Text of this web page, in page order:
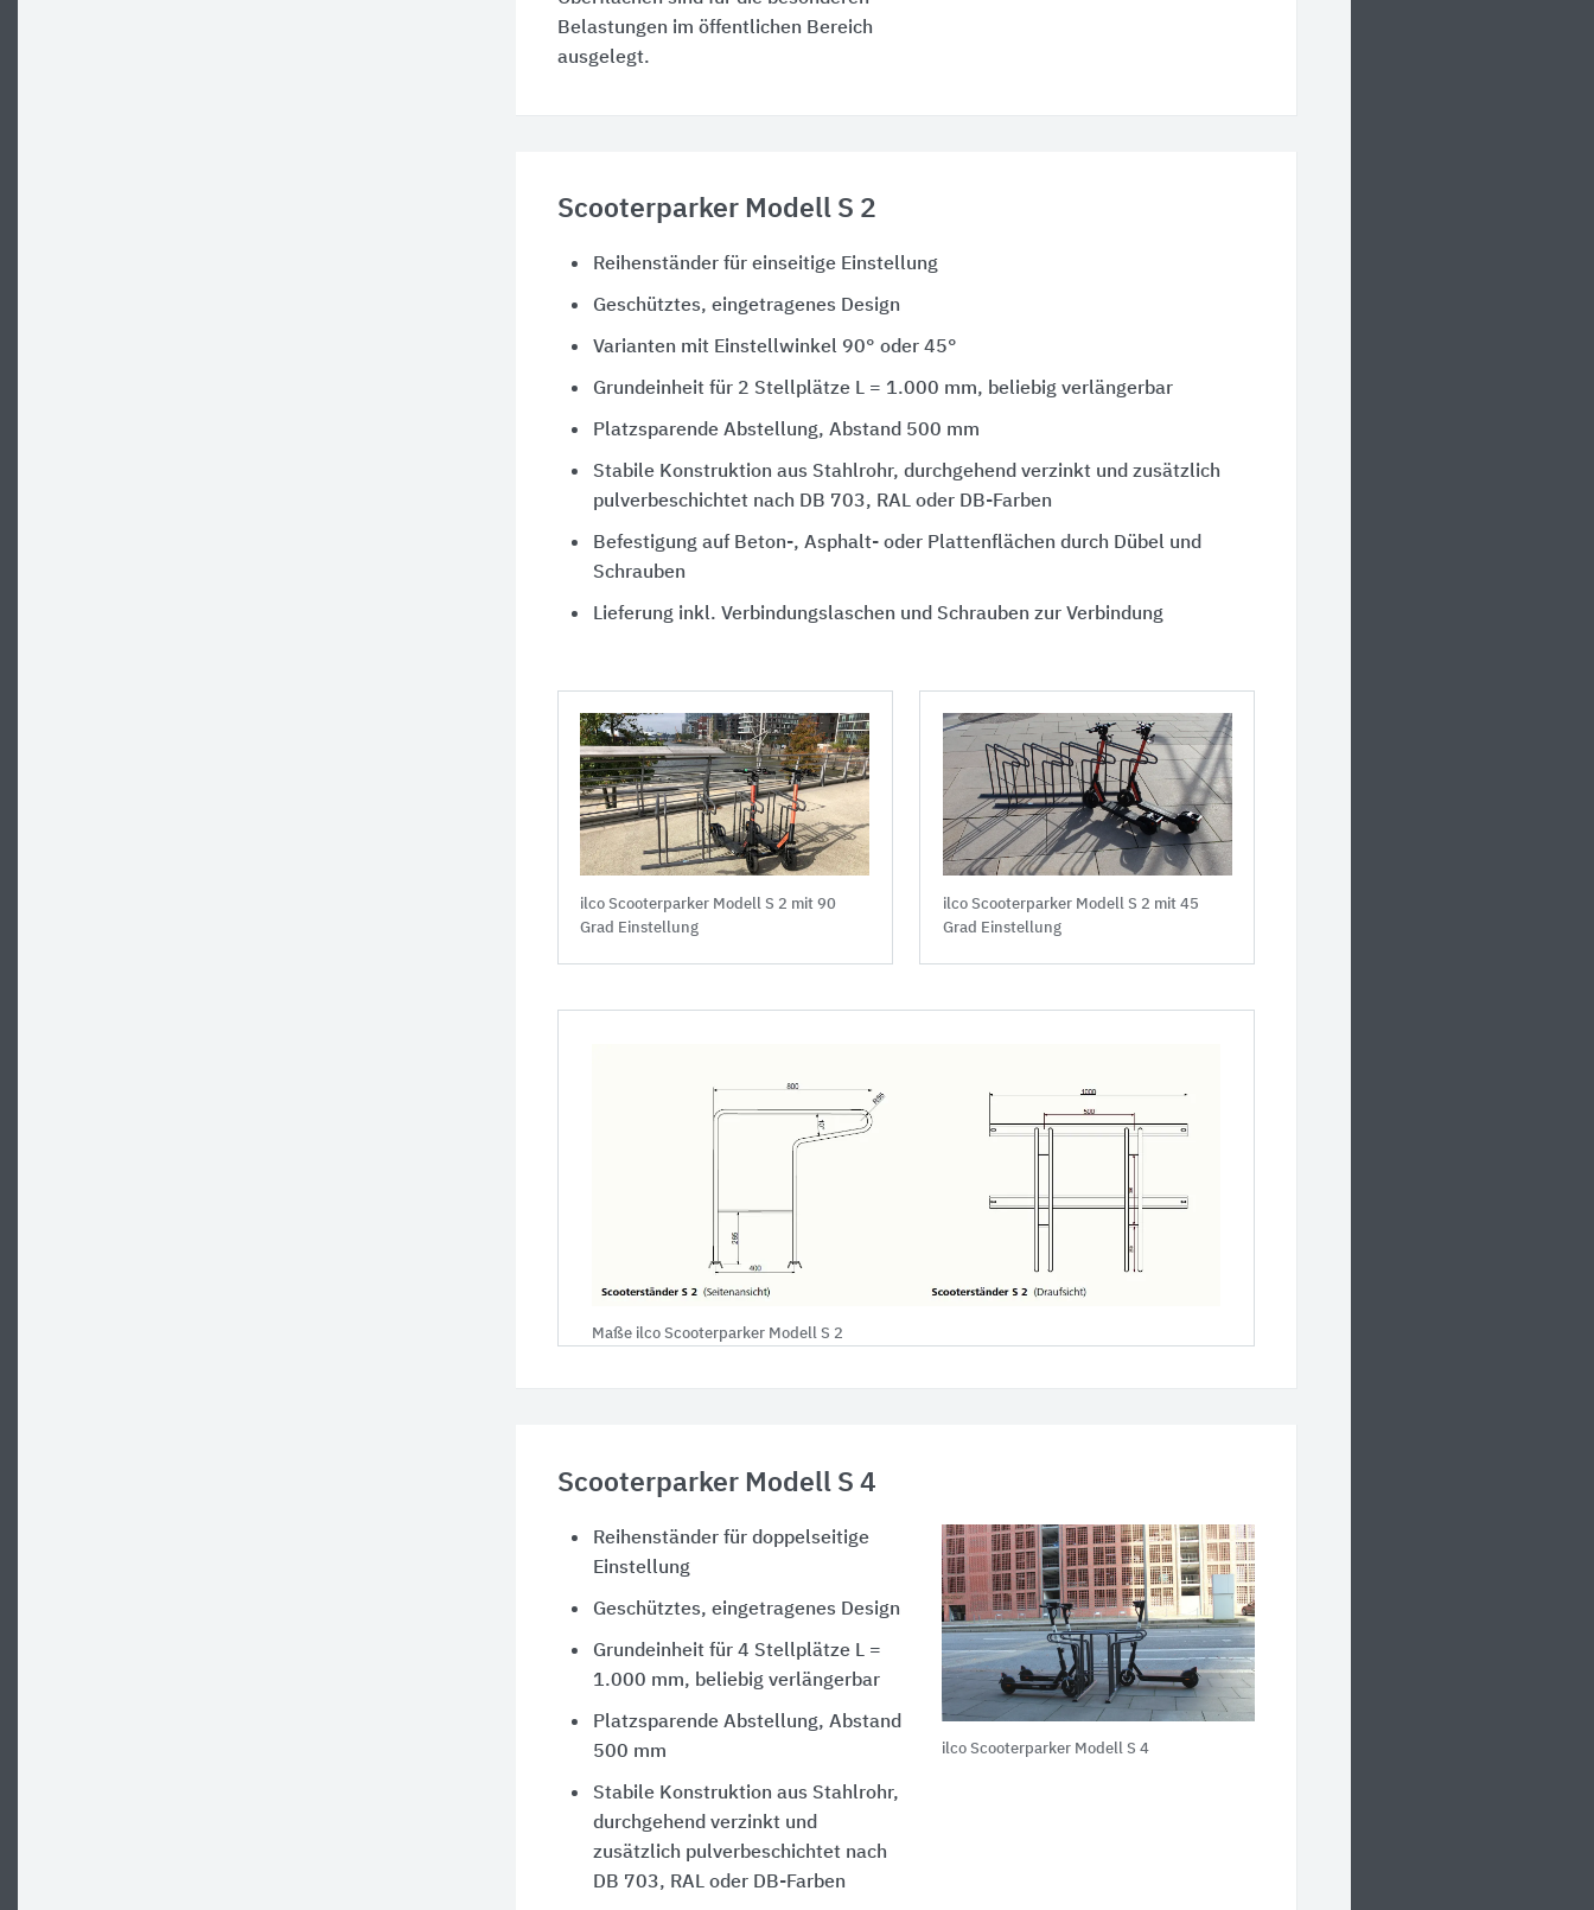
Belastungen im öffentlichen Bereich
ausgelegt.
Scooterparker Modell S 2
Reihenständer für einseitige Einstellung
Geschütztes, eingetragenes Design
Varianten mit Einstellwinkel 90° oder 45°
Grundeinheit für 2 Stellplätze L = 1.000 mm, beliebig verlängerbar
Platzsparende Abstellung, Abstand 500 mm
Stabile Konstruktion aus Stahlrohr, durchgehend verzinkt und zusätzlich
pulverbeschichtet nach DB 703, RAL oder DB-Farben
Befestigung auf Beton-, Asphalt- oder Plattenflächen durch Dübel und
Schrauben
Lieferung inkl. Verbindungslaschen und Schrauben zur Verbindung
ilco Scooterparker Modell S 2 mit 90
Grad Einstellung
ilco Scooterparker Modell S 2 mit 45
Grad Einstellung
Maße ilco Scooterparker Modell S 2
Scooterparker Modell S 4
ilco Scooterparker Modell S 4
Reihenständer für doppelseitige
Einstellung
Geschütztes, eingetragenes Design
Grundeinheit für 4 Stellplätze L =
1.000 mm, beliebig verlängerbar
Platzsparende Abstellung, Abstand
500 mm
Stabile Konstruktion aus Stahlrohr,
durchgehend verzinkt und
zusätzlich pulverbeschichtet nach
DB 703, RAL oder DB-Farben